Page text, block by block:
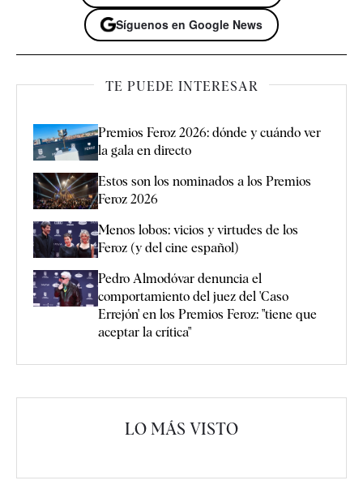
Síguenos en Google News
TE PUEDE INTERESAR
Premios Feroz 2026: dónde y cuándo ver
la gala en directo
Estos son los nominados a los Premios
Feroz 2026
Menos lobos: vicios y virtudes de los
Feroz (y del cine español)
Pedro Almodóvar denuncia el
comportamiento del juez del 'Caso
Errejón' en los Premios Feroz: "tiene que
aceptar la crítica"
LO MÁS VISTO